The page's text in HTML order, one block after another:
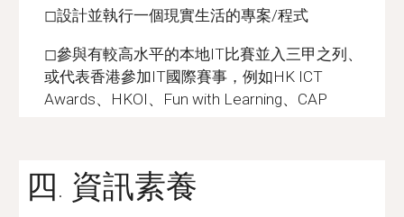
◻設計並執行一個現實生活的專案/程式
◻參與有較高水平的本地IT比賽並入三甲之列、
或代表香港參加IT國際賽事，例如HK ICT
Awards、HKOI、Fun with Learning、CAP
四. 資訊素養